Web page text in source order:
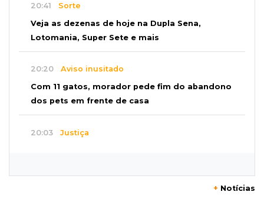
20:41 Sorte
Veja as dezenas de hoje na Dupla Sena,
Lotomania, Super Sete e mais
20:20 Aviso inusitado
Com 11 gatos, morador pede fim do abandono
dos pets em frente de casa
20:03 Justiça
+ Notícias